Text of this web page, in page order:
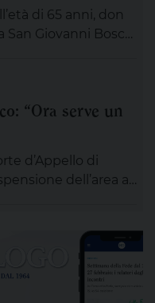
di 65 anni, don
San Giovanni Bosco.
saluto. Alle ore 20
pastorale
“Ora serve un
d’Appello di
dell’area a
e alla riduzione
rappresenta un
la lunga vicenda
Una pronuncia che